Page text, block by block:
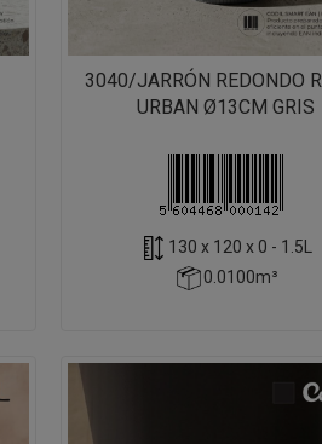
3040/JARRÓN REDONDO
URBAN Ø13CM GRIS
130 x 120 x 0 - 1.5L
0.0100m³